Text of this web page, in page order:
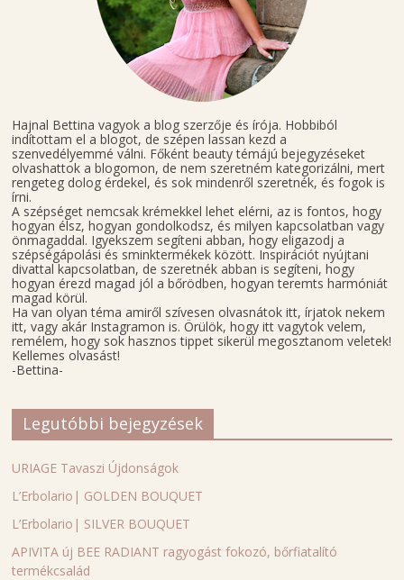
Hajnal Bettina vagyok a blog szerzője és írója. Hobbiból
indítottam el a blogot, de szépen lassan kezd a
szenvedélyemmé válni. Főként beauty témájú bejegyzéseket
olvashattok a blogomon, de nem szeretném kategorizálni, mert
rengeteg dolog érdekel, és sok mindenről szeretnék, és fogok is
írni.
A szépséget nemcsak krémekkel lehet elérni, az is fontos, hogy
hogyan élsz, hogyan gondolkodsz, és milyen kapcsolatban vagy
önmagaddal. Igyekszem segíteni abban, hogy eligazodj a
szépségápolási és sminktermékek között. Inspirációt nyújtani
divattal kapcsolatban, de szeretnék abban is segíteni, hogy
hogyan érezd magad jól a bőrödben, hogyan teremts harmóniát
magad körül.
Ha van olyan téma amiről szívesen olvasnátok itt, írjatok nekem
itt, vagy akár Instagramon is. Örülök, hogy itt vagytok velem,
remélem, hogy sok hasznos tippet sikerül megosztanom veletek!
Kellemes olvasást!
-Bettina-
Legutóbbi bejegyzések
URIAGE Tavaszi Újdonságok
L’Erbolario| GOLDEN BOUQUET
L’Erbolario| SILVER BOUQUET
APIVITA új BEE RADIANT ragyogást fokozó, bőrfiatalító
termékcsalád